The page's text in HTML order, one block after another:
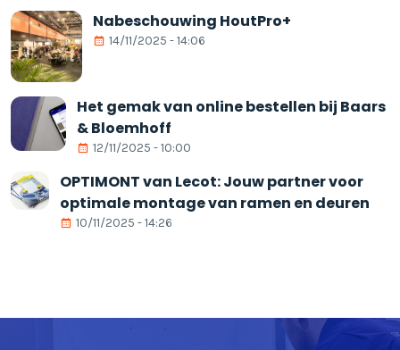
Nabeschouwing HoutPro+
14/11/2025 - 14:06
Het gemak van online bestellen bij Baars
& Bloemhoff
12/11/2025 - 10:00
OPTIMONT van Lecot: Jouw partner voor
optimale montage van ramen en deuren
10/11/2025 - 14:26